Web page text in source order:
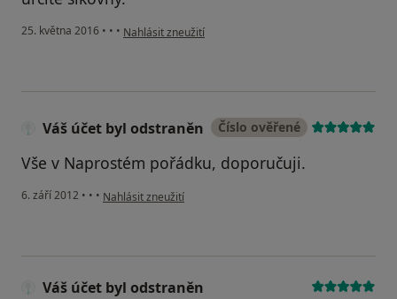
25. května 2016 • • • podle názoru uživatele Váš účet byl odstraněn
Nahlásit zneužití
Váš účet byl odstraněn Číslo ověřené
Vše v Naprostém pořádku, doporučuji.
6. září 2012 • • • podle názoru uživatele Váš účet byl odstraněn
Nahlásit zneužití
Váš účet byl odstraněn